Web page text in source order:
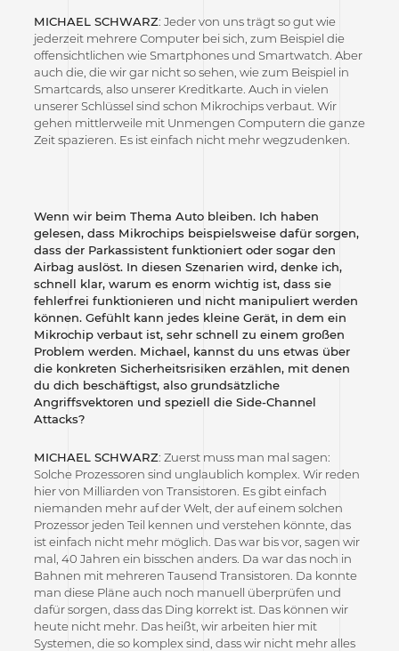
MICHAEL SCHWARZ: Jeder von uns trägt so gut wie
jederzeit mehrere Computer bei sich, zum Beispiel die
offensichtlichen wie Smartphones und Smartwatch. Aber
auch die, die wir gar nicht so sehen, wie zum Beispiel in
Smartcards, also unserer Kreditkarte. Auch in vielen
unserer Schlüssel sind schon Mikrochips verbaut. Wir
gehen mittlerweile mit Unmengen Computern die ganze
Zeit spazieren. Es ist einfach nicht mehr wegzudenken.
Wenn wir beim Thema Auto bleiben. Ich haben
gelesen, dass Mikrochips beispielsweise dafür sorgen,
dass der Parkassistent funktioniert oder sogar den
Airbag auslöst. In diesen Szenarien wird, denke ich,
schnell klar, warum es enorm wichtig ist, dass sie
fehlerfrei funktionieren und nicht manipuliert werden
können. Gefühlt kann jedes kleine Gerät, in dem ein
Mikrochip verbaut ist, sehr schnell zu einem großen
Problem werden. Michael, kannst du uns etwas über
die konkreten Sicherheitsrisiken erzählen, mit denen
du dich beschäftigst, also grundsätzliche
Angriffsvektoren und speziell die Side-Channel
Attacks?
MICHAEL SCHWARZ: Zuerst muss man mal sagen:
Solche Prozessoren sind unglaublich komplex. Wir reden
hier von Milliarden von Transistoren. Es gibt einfach
niemanden mehr auf der Welt, der auf einem solchen
Prozessor jeden Teil kennen und verstehen könnte, das
ist einfach nicht mehr möglich. Das war bis vor, sagen wir
mal, 40 Jahren ein bisschen anders. Da war das noch in
Bahnen mit mehreren Tausend Transistoren. Da konnte
man diese Pläne auch noch manuell überprüfen und
dafür sorgen, dass das Ding korrekt ist. Das können wir
heute nicht mehr. Das heißt, wir arbeiten hier mit
Systemen, die so komplex sind, dass wir nicht mehr alles